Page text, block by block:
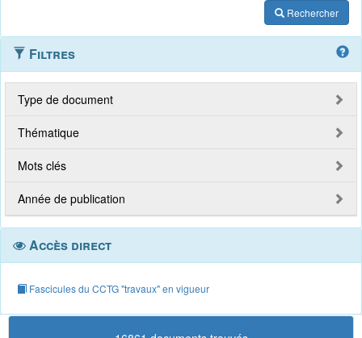
Rechercher
Filtres
Type de document
Thématique
Mots clés
Année de publication
Accès direct
Fascicules du CCTG "travaux" en vigueur